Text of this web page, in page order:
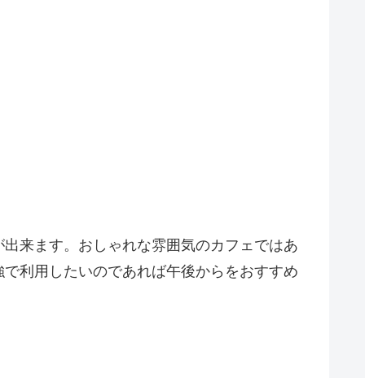
来ます。おしゃれな雰囲気のカフェではあ
利用したいのであれば午後からをおすすめ